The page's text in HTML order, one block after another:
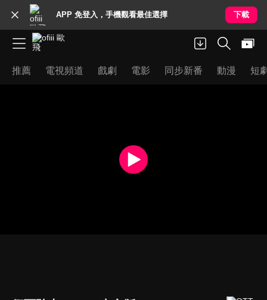
APP 免登入，手機觀看最佳選擇 下載
推薦 電視頻道 戲劇 電影 同步新番 動漫 短